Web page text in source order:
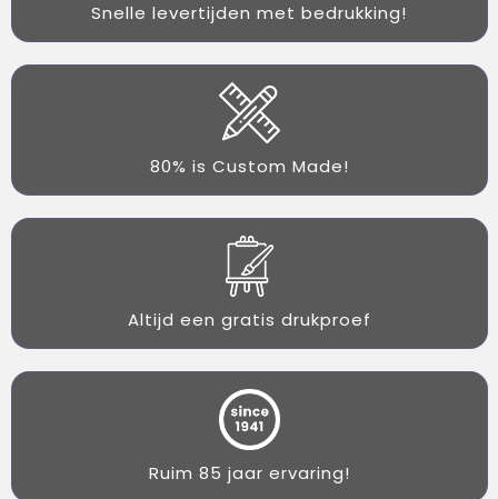
Snelle levertijden met bedrukking!
80% is Custom Made!
Altijd een gratis drukproef
Ruim 85 jaar ervaring!